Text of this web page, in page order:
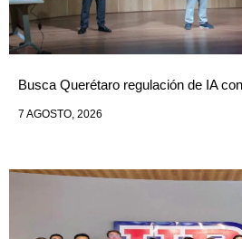
Busca Querétaro regulación de IA
7 AGOSTO, 2026